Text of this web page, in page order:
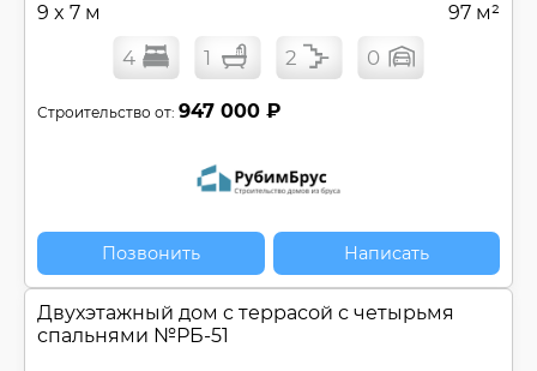
9 x 7 м 97 м²
4 1 2 0
Строительство от: 947 000 ₽
Позвонить Написать
Двухэтажный дом c террасой с четырьмя
спальнями №РБ-51